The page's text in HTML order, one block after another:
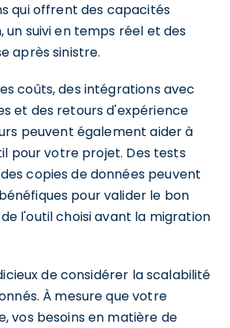
qui offrent des capacités
suivi en temps réel et des
après sinistre.
coûts, des intégrations avec
et des retours d'expérience
peuvent également aider à
pour votre projet. Des tests
copies de données peuvent
pour valider le bon
l'outil choisi avant la migration
de considérer la scalabilité
À mesure que votre
vos besoins en matière de